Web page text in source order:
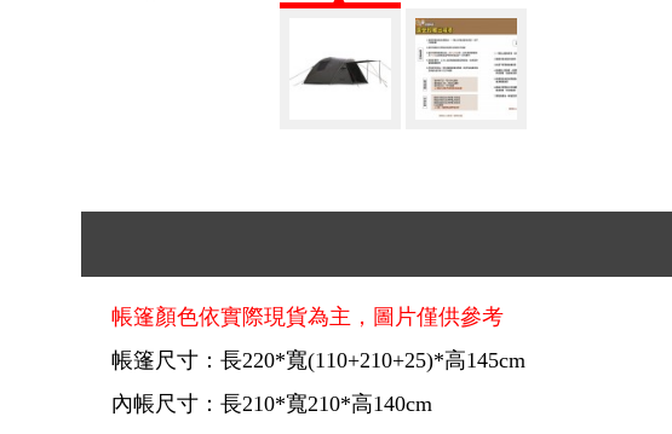
帳篷顏色依實際現貨為主，圖片僅供參考
帳篷尺寸：長220*寬(110+210+25)*高145cm
內帳尺寸：長210*寬210*高140cm